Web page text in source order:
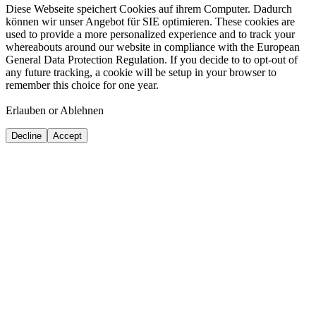
Diese Webseite speichert Cookies auf ihrem Computer. Dadurch
können wir unser Angebot für SIE optimieren. These cookies are
used to provide a more personalized experience and to track your
whereabouts around our website in compliance with the European
General Data Protection Regulation. If you decide to to opt-out of
any future tracking, a cookie will be setup in your browser to
remember this choice for one year.
Erlauben or Ablehnen
Decline Accept